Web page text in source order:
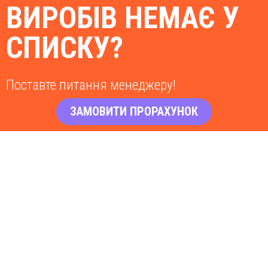
ВИРОБІВ НЕМАЄ У
СПИСКУ?
Поставте питання менеджеру!
ЗАМОВИТИ ПРОРАХУНОК